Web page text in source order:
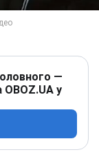
—
OBOZ.UA у